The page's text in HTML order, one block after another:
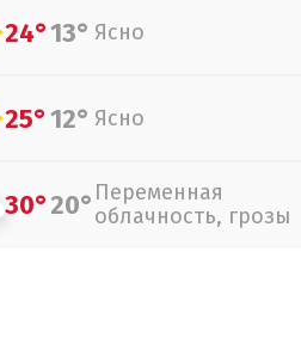
24°13° Ясно
25°12° Ясно
30°20° Переменная
облачность, грозы